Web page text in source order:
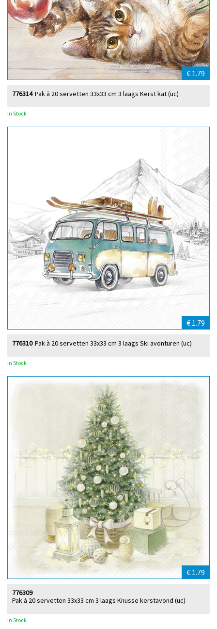
€ 1.79
Pak à 20 servetten 33x33 cm 3 laags Kerst kat (uc)
776314
In Stock
€ 1.79
Pak à 20 servetten 33x33 cm 3 laags Ski avonturen (uc)
776310
In Stock
€ 1.79
Pak à 20 servetten 33x33 cm 3 laags Knusse kerstavond (uc)
776309
In Stock